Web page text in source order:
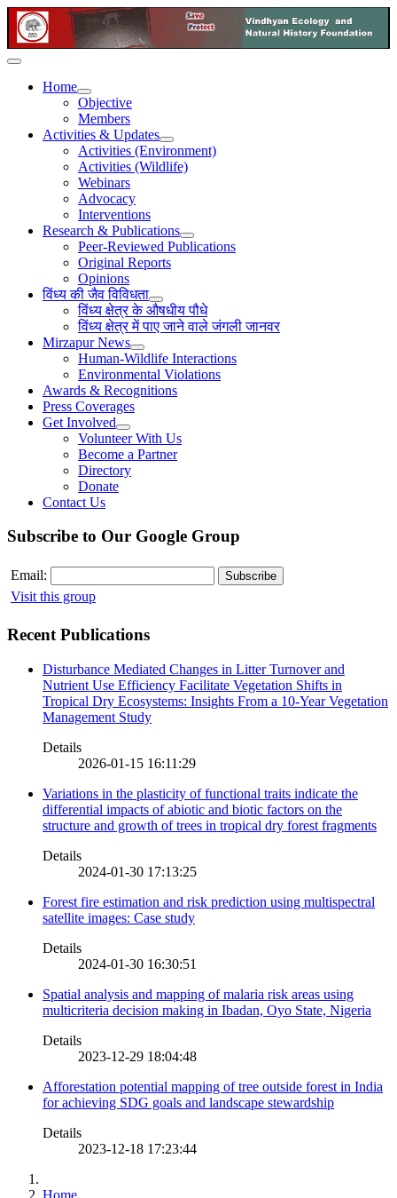
Home
Objective
Members
Activities & Updates
Activities (Environment)
Activities (Wildlife)
Webinars
Advocacy
Interventions
Research & Publications
Peer-Reviewed Publications
Original Reports
Opinions
विंध्य की जैव विविधता
विंध्य क्षेत्र के औषधीय पौधे
विंध्य क्षेत्र में पाए जाने वाले जंगली जानवर
Mirzapur News
Human-Wildlife Interactions
Environmental Violations
Awards & Recognitions
Press Coverages
Get Involved
Volunteer With Us
Become a Partner
Directory
Donate
Contact Us
Subscribe to Our Google Group
Email:
Visit this group
Recent Publications
Disturbance Mediated Changes in Litter Turnover and
Nutrient Use Efficiency Facilitate Vegetation Shifts in
Tropical Dry Ecosystems: Insights From a 10-Year Vegetation
Management Study
Details
2026-01-15 16:11:29
Variations in the plasticity of functional traits indicate the
differential impacts of abiotic and biotic factors on the
structure and growth of trees in tropical dry forest fragments
Details
2024-01-30 17:13:25
Forest fire estimation and risk prediction using multispectral
satellite images: Case study
Details
2024-01-30 16:30:51
Spatial analysis and mapping of malaria risk areas using
multicriteria decision making in Ibadan, Oyo State, Nigeria
Details
2023-12-29 18:04:48
Afforestation potential mapping of tree outside forest in India
for achieving SDG goals and landscape stewardship
Details
2023-12-18 17:23:44
Home